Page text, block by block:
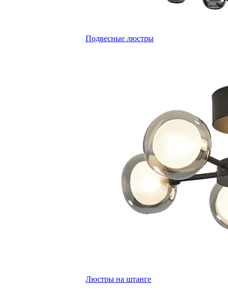
Подвесные люстры
Люстры на штанге